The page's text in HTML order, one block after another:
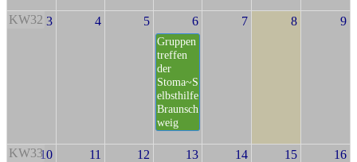
KW32 3 4 5 6
Gruppen
treffen
der
Stoma~S
elbsthilfe
Braunsch
weig
7 8 9
KW3310 11 12 13 14 15 16